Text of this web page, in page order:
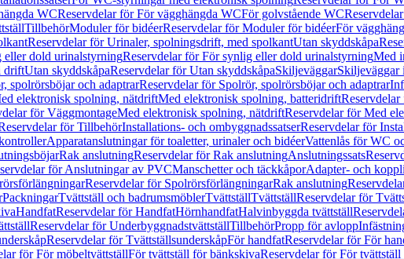
WCReservdelar för För vägghängda WCFör golvstående WC
TillbehörModuler för bidéerReservdelar för Moduler för bidéerFör
Reservdelar för Urinaler, spolningsdrift, med spolkantUtan skyddskåpa
eller dold urinalstyrningReservdelar för För synlig eller dold urinalstyrningMed
driftUtan skyddskåpaReservdelar för Utan skyddskåpaSkiljeväggarSkiljeväggar
spolrörsböjar och adaptrarReservdelar för Spolrör, spolrörsböjar och adaptrar
elektronisk spolning, nätdriftMed elektronisk spolning, batteridrift
för VäggmontageMed elektronisk spolning, nätdriftReservdelar för Med
för TillbehörInstallations- och ombyggnadssatserReservdelar för
Apparatanslutningar för toaletter, urinaler och bidéerVattenlås för WC
Rak anslutningReservdelar för Rak anslutningAnslutningssats
för Anslutningar av PVCManschetter och täckkåporAdapter- och
Reservdelar för SpolrörsförlängningarRak anslutning
PackningarTvättställ och badrumsmöblerTvättställTvättställReservdelar för
HandfatReservdelar för HandfatHörnhandfatHalvinbyggda tvättställ
Reservdelar för UnderbyggnadstvättställTillbehörPropp för avlopp
Reservdelar för TvättställsunderskåpFör handfatReservdelar för För
för För möbeltvättställFör tvättställ för bänkskivaReservdelar för För